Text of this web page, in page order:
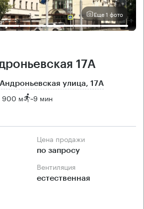
Еще 1 фото
17А
улица, 17А
900 м ~9 мин
Цена продажи
по запросу
Вентиляция
естественная